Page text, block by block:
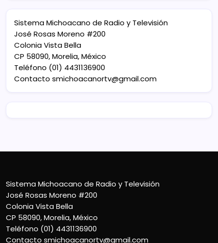
Sistema Michoacano de Radio y Televisión
José Rosas Moreno #200
Colonia Vista Bella
CP 58090, Morelia, México
Teléfono (01) 4431136900
Contacto smichoacanortv@gmail.com
Sistema Michoacano de Radio y Televisión
José Rosas Moreno #200
Colonia Vista Bella
CP 58090, Morelia, México
Teléfono (01) 4431136900
Contacto smichoacanortv@gmail.com